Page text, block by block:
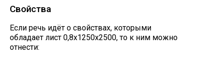
Свойства
Если речь идёт о свойствах, которыми
обладает лист 0,8х1250х2500, то к ним можно
отнести: